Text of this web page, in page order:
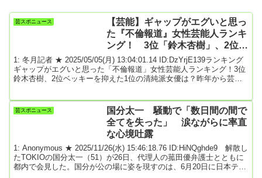
芸スポニュース
【芸能】ギャップがエグいと思っ
た『不倫報道』女性芸能人ランキ
ング！ 3位「鈴木杏樹」、2位
「ベッキー」を抑えた1位の清純
派女優は？
1: 冬月記者 ★ 2025/05/05(月) 13:04:01.14 ID:DzYrjE139ランキング
ギャップがエグいと思った「不倫報道」女性芸能人ランキング！3位
鈴木杏樹、2位ベッキーを抑えた1位の清純派女優は？昨年から芸能
ンパクトが大きい。好感度が高い芸能人ほど、レギュラー番組やCM
降板など仕事面でのダメージは甚大で、一度落ちたイメージを回復
するのも容易ではない。そこで...
芸スポニュース
国分太一 騒動で「数日間の間で
全てを失った」 涙ながらに率直
な心境吐露
1: Anonymous ★ 2025/11/26(水) 15:46:18.76 ID:HiNQghde9 解散し
たTOKIOの国分太一（51）が26日、代理人の菰田優弁護士とともに
都内で会見した。国分が公の場に姿を現すのは、6月20日に日本テレ